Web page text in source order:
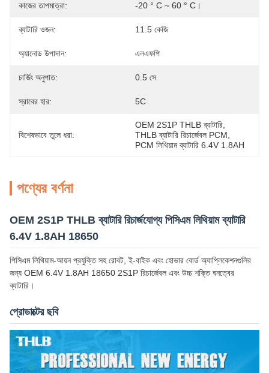
কাজের তাপমাত্রা: -20 ° C ~ 60 ° C।
ব্যাটারি ওজন: 11.5 কেজি
অ্যানোড উপাদান: এলএফপি
চার্জিং অনুপাত: 0.5 সে
স্রাবের হার: 5C
বিশেষভাবে তুলে ধরা:
OEM 2S1P THLB ব্যাটারি
THLB ব্যাটারি রিচার্জেবল PCM
PCM লিথিয়াম ব্যাটারি 6.4V 1.8AH
পণ্যের বর্ণনা
OEM 2S1P THLB ব্যাটারি রিচার্জযোগ্য পিসিএম লিথিয়াম ব্যাটারি
6.4V 1.8AH 18650
পিসিএম লিথিয়াম-আয়ন প্রযুক্তি সহ রোবট, ই-বাইক এবং হোভার বোর্ড অ্যাপ্লিকেশনগুলির
জন্য OEM 6.4V 1.8AH 18650 2S1P রিচার্জেবল এবং উচ্চ শক্তি ঘনত্বের
ব্যাটারি।
প্রোডাক্টের ছবি